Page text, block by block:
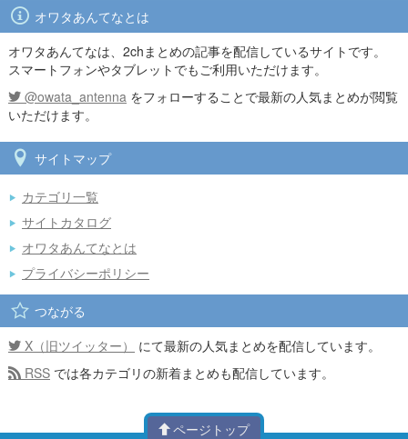
オワタあんてなとは
オワタあんてなは、2chまとめの記事を配信しているサイトです。
スマートフォンやタブレットでもご利用いただけます。
@owata_antenna をフォローすることで最新の人気まとめが閲覧
いただけます。
サイトマップ
カテゴリ一覧
サイトカタログ
オワタあんてなとは
プライバシーポリシー
つながる
X（旧ツイッター）
にて最新の人気まとめを配信しています。
RSS では各カテゴリの新着まとめも配信しています。
ページトップ